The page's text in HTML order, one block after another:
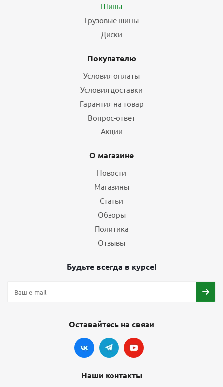
Шины
Грузовые шины
Диски
Покупателю
Условия оплаты
Условия доставки
Гарантия на товар
Вопрос-ответ
Акции
О магазине
Новости
Магазины
Статьи
Обзоры
Политика
Отзывы
Будьте всегда в курсе!
Оставайтесь на связи
Наши контакты